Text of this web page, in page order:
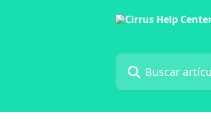
Buscar artículos...